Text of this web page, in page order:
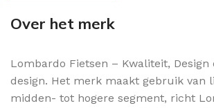
Over het merk
Lombardo Fietsen – Kwaliteit,
design. Het merk maakt gebruik van
midden- tot hogere segment, richt